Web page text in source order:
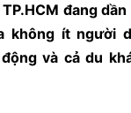
đang
không ít người
và cả du